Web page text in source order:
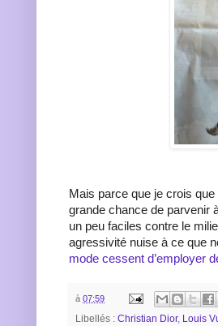
Mais parce que je crois
grande chance de parvenir
un peu faciles contre le
agressivité nuise à ce que
mode cessent d’employer
à 07:59
Libellés : Christian Dior, Louis